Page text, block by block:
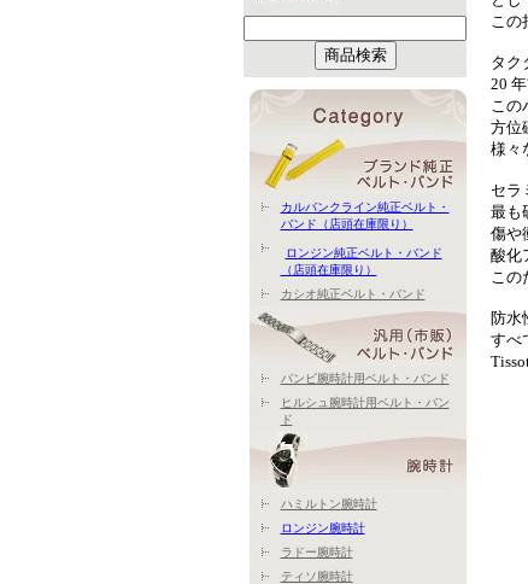
カルバンクライン純正ベルト・
バンド（店頭在庫限り）
ロンジン純正ベルト・バンド
（店頭在庫限り）
カシオ純正ベルト・バンド
バンビ腕時計用ベルト・バンド
ヒルシュ腕時計用ベルト・バン
ド
ハミルトン腕時計
ロンジン腕時計
ラドー腕時計
ティソ腕時計
この
タク
20
この
方位
様々
セラ
最も
傷や
酸化
この
防水
すべ